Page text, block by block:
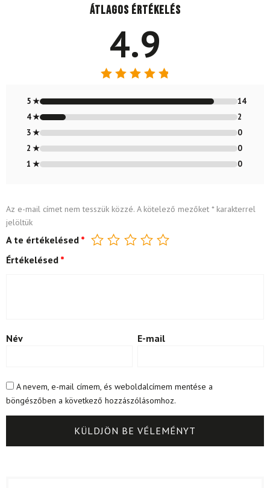
Átlagos értékelés
4.9
4.88/ 5
5 ★
14
4 ★
2
3 ★
0
2 ★
0
1 ★
0
Az e-mail címet nem tesszük közzé. A kötelező mezőket *karakterrel
jelöltük
A te értékelésed *
Értékelésed *
Név E-mail
A nevem, e-mail címem, és weboldalcímem mentése a
böngészőben a következő hozzászólásomhoz.